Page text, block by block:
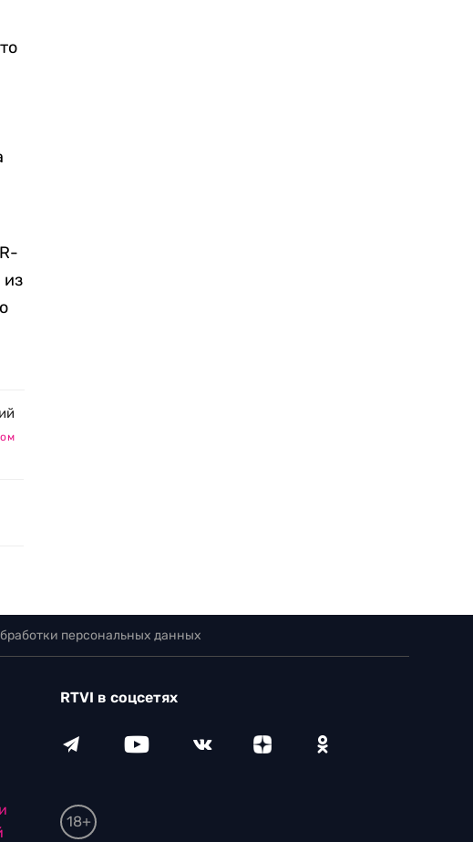
из
персональных данных
RTVI в соцсетях
18+